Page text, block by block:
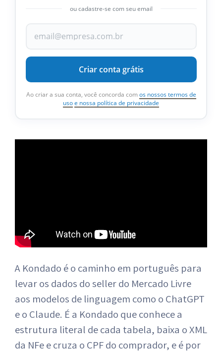
ou cadastre-se com seu email
Criar conta grátis
Ao criar a sua conta, você concorda com os nossos termos de
uso e nossa política de privacidade
A Kondado é o caminho em português para
levar os dados do seller do Mercado Livre
aos modelos de linguagem como o ChatGPT
e o Claude. É a Kondado que conhece a
estrutura literal de cada tabela, baixa o XML
da NFe e cruza o CPF do comprador, e é por